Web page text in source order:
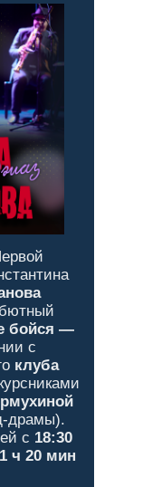
бойся —
с
клуба
драмы).
с 18:30
1 ч 20 мин